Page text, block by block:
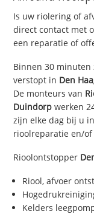
Is uw riolering of
direct contact met
een reparatie of
Binnen 30
verstopt in Den
De monteurs van
Duindorp werken
zijn elke dag bij u
rioolreparatie en/
Rioolontstopper
Riool, afvoer
Kelders